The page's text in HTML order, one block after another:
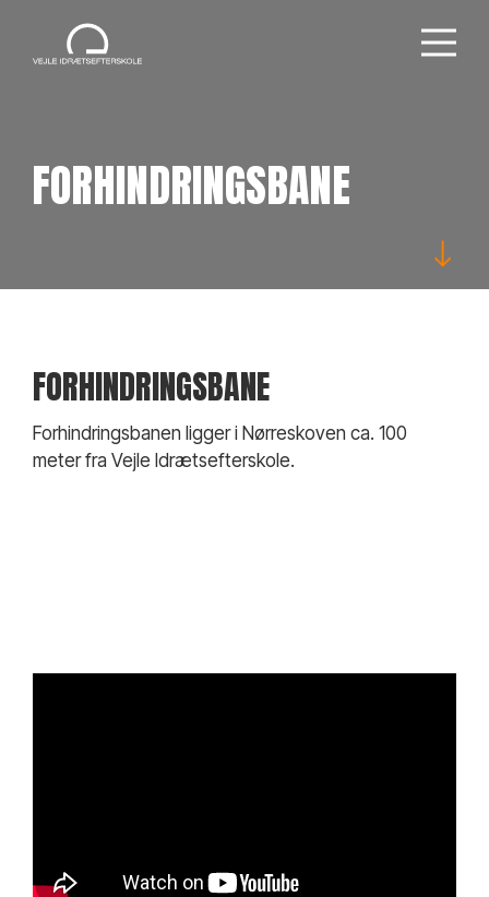
FORHINDRINGSBANE
FORHINDRINGSBANE
Forhindringsbanen ligger i Nørreskoven ca. 100
meter fra Vejle Idrætsefterskole.